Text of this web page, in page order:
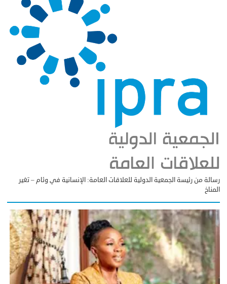
رسالة من رئيسة الجمعية الدولية للعلاقات العامة: الإنسانية في وئام – تغير
المناخ